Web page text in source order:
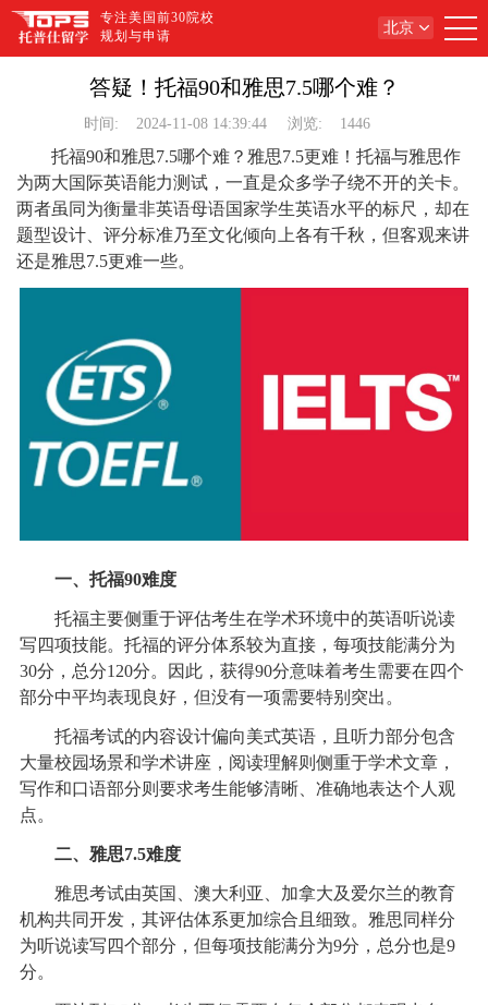
专注美国前30院校
规划与申请
北京
答疑！托福90和雅思7.5哪个难？
时间: 2024-11-08 14:39:44 浏览: 1446
托福90和雅思7.5哪个难？雅思7.5更难！托福与雅思作
为两大国际英语能力测试，一直是众多学子绕不开的关卡。
两者虽同为衡量非英语母语国家学生英语水平的标尺，却在
题型设计、评分标准乃至文化倾向上各有千秋，但客观来讲
还是雅思7.5更难一些。
一、托福90难度
托福主要侧重于评估考生在学术环境中的英语听说读
写四项技能。托福的评分体系较为直接，每项技能满分为
30分，总分120分。因此，获得90分意味着考生需要在四个
部分中平均表现良好，但没有一项需要特别突出。
托福考试的内容设计偏向美式英语，且听力部分包含
大量校园场景和学术讲座，阅读理解则侧重于学术文章，
写作和口语部分则要求考生能够清晰、准确地表达个人观
点。
二、雅思7.5难度
雅思考试由英国、澳大利亚、加拿大及爱尔兰的教育
机构共同开发，其评估体系更加综合且细致。雅思同样分
为听说读写四个部分，但每项技能满分为9分，总分也是9
分。